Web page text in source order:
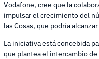
Vodafone, cree que la
impulsar el crecimiento del
las Cosas, que podría
La iniciativa está concebida
que plantea el intercambio